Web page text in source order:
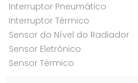
Interruptor Pneumático
Interruptor Térmico
Sensor do Nível do Radiador
Sensor Eletrônico
Sensor Térmico